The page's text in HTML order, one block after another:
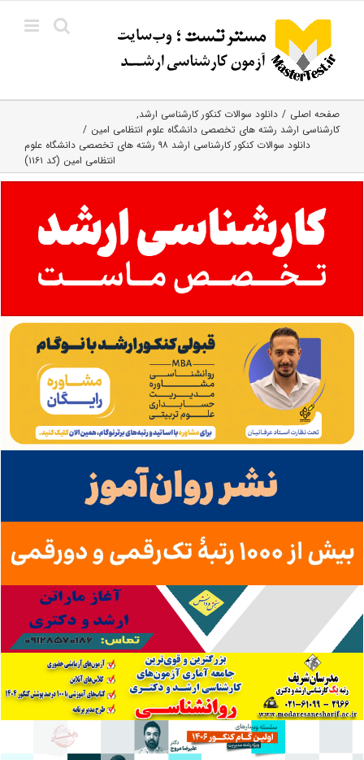
content
صفحه اصلی
دانلود سوالات کنکور کارشناسی ارشد
کارشناسی ارشد رﺷﺘﻪ ﻫﺎی تخصصی داﻧﺸﮕﺎه ﻋﻠﻮم انتظامی اﻣﻴﻦ
دانلود سوالات کنکور کارشناسی ارشد ۹۸ رﺷﺘﻪ ﻫﺎی تخصصی داﻧﺸﮕﺎه ﻋﻠﻮم
اﻧﺘﻈﺎمی اﻣﻴﻦ (کد ۱۱۶۱)